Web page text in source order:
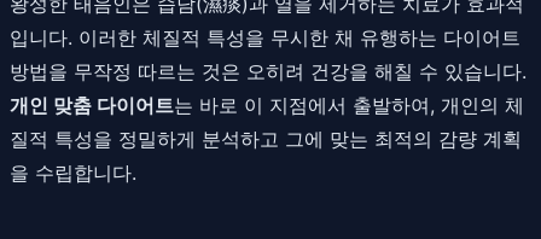
입니다. 이러한 체질적 특성을 무시한 채 유행하는 다이어트
방법을 무작정 따르는 것은 오히려 건강을 해칠 수 있습니다.
개인 맞춤 다이어트는 바로 이 지점에서 출발하여, 개인의 체
질적 특성을 정밀하게 분석하고 그에 맞는 최적의 감량 계획
을 수립합니다.